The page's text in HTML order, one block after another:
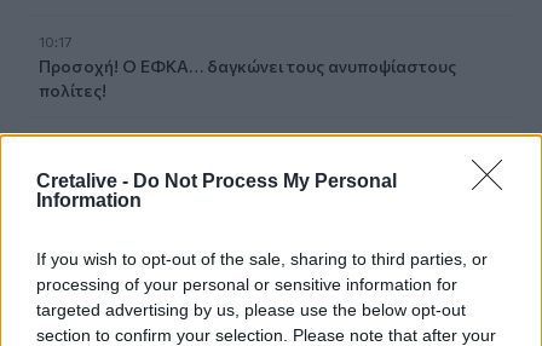
Cretalive - Do Not Process My Personal
Information
If you wish to opt-out of the sale, sharing to third parties, or
processing of your personal or sensitive information for
targeted advertising by us, please use the below opt-out
section to confirm your selection. Please note that after your
10:17
Προσοχή! Ο ΕΦΚΑ… δαγκώνει τους ανυποψίαστους
πολίτες!
Καστέλι: Σε πανηγυρικό κλίμα οι υπογραφές για τα
συστήματα αεροναυτιλίας του νέου αεροδρομίου -
10:09
Η μεγάλη αλλαγή στις συσκευασίες: Τι αλλάζει στην ΕΕ
από τις 12 Αυγούστου